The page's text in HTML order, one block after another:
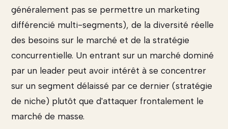
généralement pas se permettre un marketing
différencié multi-segments), de la diversité réelle
des besoins sur le marché et de la stratégie
concurrentielle. Un entrant sur un marché dominé
par un leader peut avoir intérêt à se concentrer
sur un segment délaissé par ce dernier (stratégie
de niche) plutôt que d'attaquer frontalement le
marché de masse.